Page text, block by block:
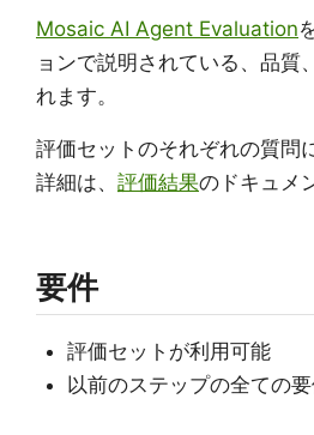
Mosaic AI Agent Evaluation
ョンで説明されている、品質
れます。
評価セットのそれぞれの質問
詳細は、 評価結果のドキュメ
要件
評価セットが利用可能
以前のステップの全ての